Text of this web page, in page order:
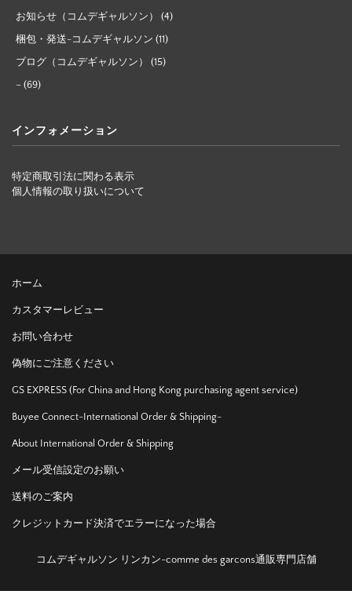
お知らせ（コムデギャルソン） (4)
梱包・発送-コムデギャルソン (11)
ブログ（コムデギャルソン） (15)
– (69)
インフォメーション
特定商取引法に関わる表示
個人情報の取り扱いについて
ホーム
カスタマーレビュー
お問い合わせ
偽物にご注意ください
GS EXPRESS (For China and Hong Kong purchasing agent service)
Buyee Connect-International Order & Shipping-
About International Order & Shipping
メール受信設定のお願い
送料のご案内
クレジットカード決済でエラーになった場合
コムデギャルソン リンカン-comme des garcons通販専門店舗